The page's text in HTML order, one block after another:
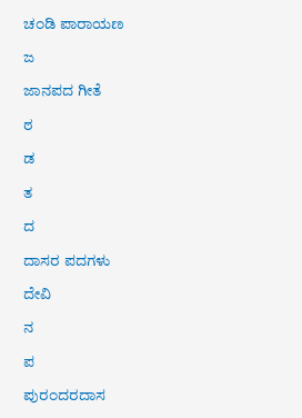
ಚಂಡಿ ಪಾರಾಯಣ
ಜ
ಜಾನಪದ ಗೀತೆ
ಠ
ಡ
ತ
ದ
ದಾಸರ ಪದಗಳು
ದೇವಿ
ನ
ಪ
ಪುರಂದರದಾಸ